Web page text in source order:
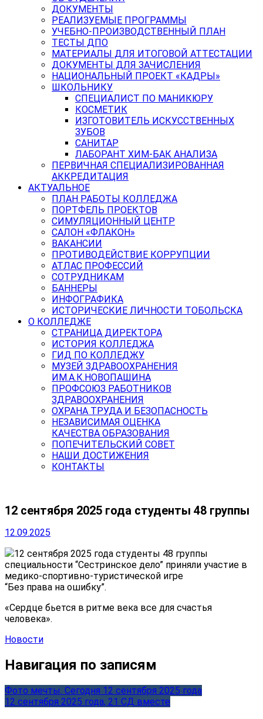
ДОКУМЕНТЫ
РЕАЛИЗУЕМЫЕ ПРОГРАММЫ
УЧЕБНО-ПРОИЗВОДСТВЕННЫЙ ПЛАН
ТЕСТЫ ДПО
МАТЕРИАЛЫ ДЛЯ ИТОГОВОЙ АТТЕСТАЦИИ
ДОКУМЕНТЫ ДЛЯ ЗАЧИСЛЕНИЯ
НАЦИОНАЛЬНЫЙ ПРОЕКТ «КАДРЫ»
ШКОЛЬНИКУ
СПЕЦИАЛИСТ ПО МАНИКЮРУ
КОСМЕТИК
ИЗГОТОВИТЕЛЬ ИСКУССТВЕННЫХ
ЗУБОВ
САНИТАР
ЛАБОРАНТ ХИМ-БАК АНАЛИЗА
ПЕРВИЧНАЯ СПЕЦИАЛИЗИРОВАННАЯ
АККРЕДИТАЦИЯ
АКТУАЛЬНОЕ
ПЛАН РАБОТЫ КОЛЛЕДЖА
ПОРТФЕЛЬ ПРОЕКТОВ
СИМУЛЯЦИОННЫЙ ЦЕНТР
САЛОН «ФЛАКОН»
ВАКАНСИИ
ПРОТИВОДЕЙСТВИЕ КОРРУПЦИИ
АТЛАС ПРОФЕССИЙ
СОТРУДНИКАМ
БАННЕРЫ
ИНФОГРАФИКА
ИСТОРИЧЕСКИЕ ЛИЧНОСТИ ТОБОЛЬСКА
О КОЛЛЕДЖЕ
СТРАНИЦА ДИРЕКТОРА
ИСТОРИЯ КОЛЛЕДЖА
ГИД ПО КОЛЛЕДЖУ
МУЗЕЙ ЗДРАВООХРАНЕНИЯ
ИМ.А.К.НОВОПАШИНА
ПРОФСОЮЗ РАБОТНИКОВ
ЗДРАВООХРАНЕНИЯ
ОХРАНА ТРУДА И БЕЗОПАСНОСТЬ
НЕЗАВИСИМАЯ ОЦЕНКА
КАЧЕСТВА ОБРАЗОВАНИЯ
ПОПЕЧИТЕЛЬСКИЙ СОВЕТ
НАШИ ДОСТИЖЕНИЯ
КОНТАКТЫ
️12 сентября 2025 года студенты 48 группы
12.09.2025
️12 сентября 2025 года студенты 48 группы
специальности “Сестринское дело” приняли участие в
медико-спортивно-туристической игре
“Без права на ошибку”.
«Сердце бьется в ритме века все для счастья
человека».
Новости
Навигация по записям
Фото мечты. Сегодня 12 сентября 2025 года
12 сентября 2025 года, 21 СД вместе